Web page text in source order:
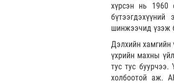
хүрсэн нь 1960
шинжээчид үзэж
Дэлхийн хамгийн
үхрийн махны
тус тус
холбоотой аж.